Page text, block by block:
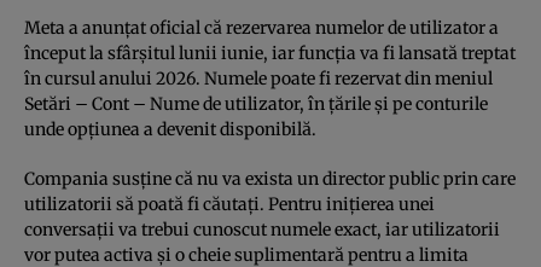
Meta a anunțat oficial că rezervarea numelor de utilizator a
început la sfârșitul lunii iunie, iar funcția va fi lansată treptat
în cursul anului 2026. Numele poate fi rezervat din meniul
Setări – Cont – Nume de utilizator, în țările și pe conturile
unde opțiunea a devenit disponibilă.
Compania susține că nu va exista un director public prin care
utilizatorii să poată fi căutați. Pentru inițierea unei
conversații va trebui cunoscut numele exact, iar utilizatorii
vor putea activa și o cheie suplimentară pentru a limita